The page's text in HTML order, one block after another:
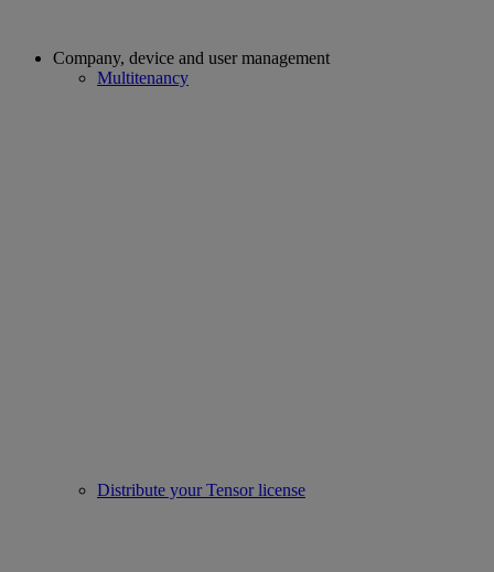
Company, device and user management
Multitenancy
Distribute your Tensor license